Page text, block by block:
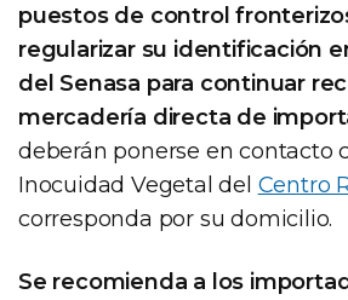
puestos de control
regularizar su identificación
del Senasa para continuar
mercadería directa de
deberán ponerse en contacto
Inocuidad Vegetal del Centro
corresponda por su domicilio.
Se recomienda a los